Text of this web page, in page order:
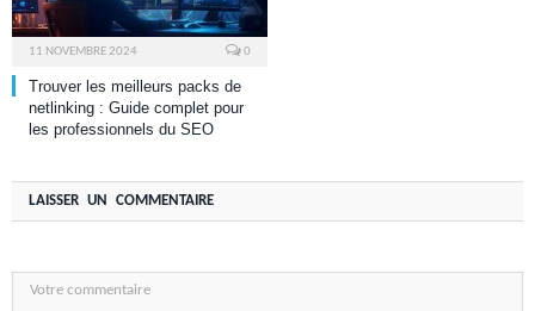
11 NOVEMBRE 2024 0
Trouver les meilleurs packs de
netlinking : Guide complet pour
les professionnels du SEO
LAISSER UN COMMENTAIRE